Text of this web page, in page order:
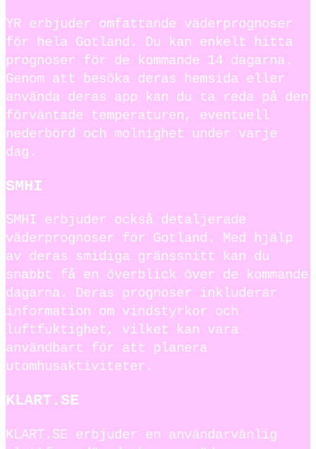
YR erbjuder omfattande väderprognoser
för hela Gotland. Du kan enkelt hitta
prognoser för de kommande 14 dagarna.
Genom att besöka deras hemsida eller
använda deras app kan du ta reda på den
förväntade temperaturen, eventuell
nederbörd och molnighet under varje
dag.
SMHI
SMHI erbjuder också detaljerade
väderprognoser för Gotland. Med hjälp
av deras smidiga gränssnitt kan du
snabbt få en överblick över de kommande
dagarna. Deras prognoser inkluderar
information om vindstyrkor och
luftfuktighet, vilket kan vara
användbart för att planera
utomhusaktiviteter.
KLART.SE
KLART.SE erbjuder en användarvänlig